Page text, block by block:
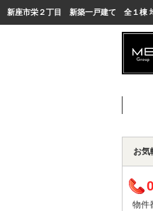
新座市栄２丁目 新築一戸建て 全１棟
お気
物件